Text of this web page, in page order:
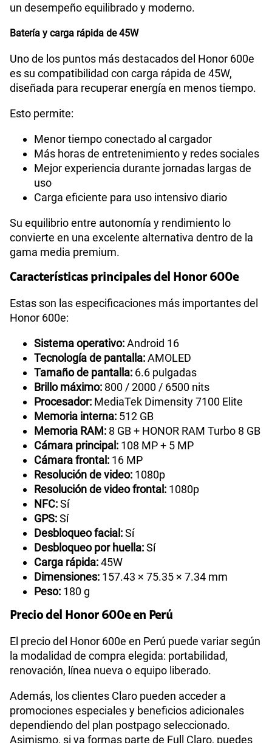
un desempeño equilibrado y moderno.
Batería y carga rápida de 45W
Uno de los puntos más destacados del Honor 600e
es su compatibilidad con carga rápida de 45W,
diseñada para recuperar energía en menos tiempo.
Esto permite:
Menor tiempo conectado al cargador
Más horas de entretenimiento y redes sociales
Mejor experiencia durante jornadas largas de
uso
Carga eficiente para uso intensivo diario
Su equilibrio entre autonomía y rendimiento lo
convierte en una excelente alternativa dentro de la
gama media premium.
Características principales del Honor 600e
Estas son las especificaciones más importantes del
Honor 600e:
Sistema operativo:Android 16
Tecnología de pantalla:AMOLED
Tamaño de pantalla: 6.6 pulgadas
Brillo máximo: 800 / 2000 / 6500 nits
Procesador: MediaTek Dimensity 7100 Elite
Memoria interna: 512 GB
Memoria RAM: 8 GB + HONOR RAM Turbo 8 GB
Cámara principal: 108 MP + 5 MP
Cámara frontal: 16 MP
Resolución de video: 1080p
Resolución de video frontal: 1080p
NFC:Sí
GPS:Sí
Desbloqueo facial:Sí
Desbloqueo por huella:Sí
Carga rápida:45W
Dimensiones: 157.43 × 75.35 × 7.34 mm
Peso: 180 g
Precio del Honor 600e en Perú
El precio del Honor 600e en Perú puede variar según
la modalidad de compra elegida: portabilidad,
renovación, línea nueva o equipo liberado.
Además, los clientes Claro pueden acceder a
promociones especiales y beneficios adicionales
dependiendo del plan postpago seleccionado.
Asimismo, si ya formas parte de Full Claro, puedes